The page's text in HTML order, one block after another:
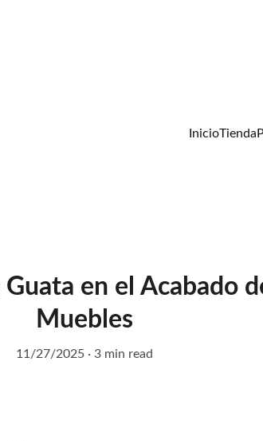
InicioTienda
en el Acabado
Muebles
11/27/2025 3 min read